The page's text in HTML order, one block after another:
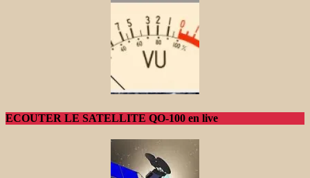
ECOUTER LE SATELLITE QO-100 en live